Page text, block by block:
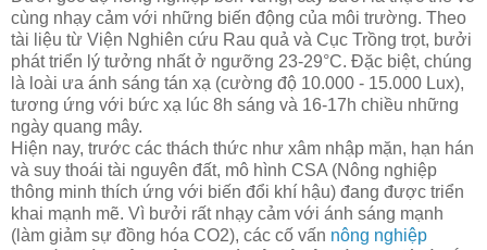
cùng nhạy cảm với những biến động của môi trường. Theo
tài liệu từ Viện Nghiên cứu Rau quả và Cục Trồng trọt, bưởi
phát triển lý tưởng nhất ở ngưỡng 23-29°C. Đặc biệt, chúng
là loài ưa ánh sáng tán xạ (cường độ 10.000 - 15.000 Lux),
tương ứng với bức xạ lúc 8h sáng và 16-17h chiều những
ngày quang mây.
Hiện nay, trước các thách thức như xâm nhập mặn, hạn hán
và suy thoái tài nguyên đất, mô hình CSA (Nông nghiệp
thông minh thích ứng với biến đổi khí hậu) đang được triển
khai mạnh mẽ. Vì bưởi rất nhạy cảm với ánh sáng mạnh
(làm giảm sự đồng hóa CO2), các cố vấn nông nghiệp